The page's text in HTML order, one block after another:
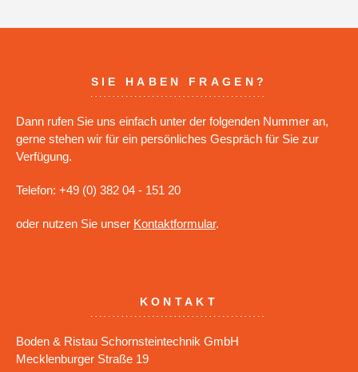
SIE HABEN FRAGEN?
Dann rufen Sie uns einfach unter der folgenden Nummer an,
gerne stehen wir für ein persönliches Gespräch für Sie zur
Verfügung.
Telefon: +49 (0) 382 04 - 151 20
oder nutzen Sie unser Kontaktformular.
KONTAKT
Boden & Ristau Schornsteintechnik GmbH
Mecklenburger Straße 19